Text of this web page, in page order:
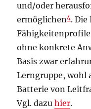
und/oder
ermöglichen4. Die
ohne konkrete
Basis zwar
Lerngruppe, wohl
Batterie von
Vgl. dazuhier.